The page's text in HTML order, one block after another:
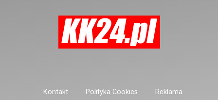
mieszkańców.
Kontakt Polityka Cookies Reklama